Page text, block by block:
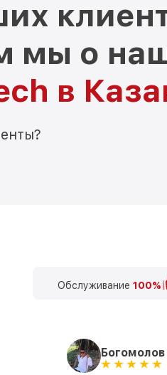
мы о
в
Обслуживание 100%
Богомолов